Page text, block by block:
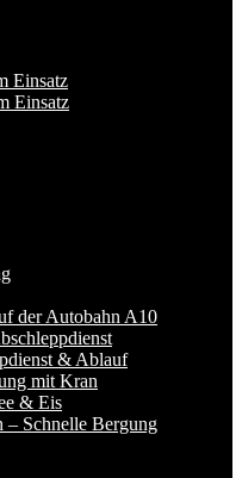
Einsatz
Einsatz
der Autobahn A10
& Ablauf
mit Kran
& Eis
Schnelle Bergung